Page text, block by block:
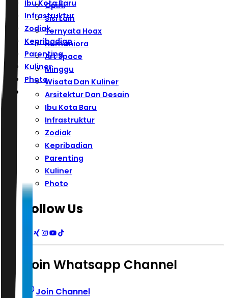
Ibu Kota Baru
Infrastruktur
Zodiak
Kepribadian
Parenting
Kuliner
Photo
Opini
Sisi Lain
Ternyata Hoax
Humaniora
Art Space
Minggu
Wisata Dan Kuliner
Arsitektur Dan Desain
Ibu Kota Baru
Infrastruktur
Zodiak
Kepribadian
Parenting
Kuliner
Photo
Follow Us
Join Whatsapp Channel
Join Channel